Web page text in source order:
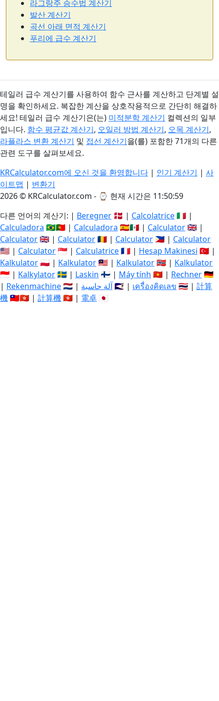
라그랑주 승수법 계산기
발산 계산기
곡선 아래 면적 계산기
푸리에 급수 계산기
테일러 급수 계산기를 사용하여 함수 근사를 계산하고 단계별 설
명을 확인하세요. 복잡한 계산을 상호작용적으로 간단히 해결하
세요! 테일러 급수 계산기은(는) 미적분학 계산기 컬렉션의 일부
입니다. 함수 평균값 계산기, 오일러 방법 계산기, 오목 계산기,
라플라스 변환 계산기 및 접선 계산기을(를) 포함한 71개의 다른
관련 도구를 살펴보세요.
KRCalculator.com에 오신 것을 환영합니다 | 인기 계산기 | 사
이트맵 | 변환기
2026 © KRCalculator.com - ⌚ 현재 시간은 11:51:00
다른 언어의 계산기: | Beregner 🇩🇰 | Calcolatrice🇮🇹 |
Calculadora 🇧🇷🇵🇹 | Calculadora 🇪🇸🇲🇽 | Calculator🇬🇧 |
Calculator🇬🇧 | Calculator🇷🇴 | Calculator 🇵🇭 | Calculator
🇺🇸 | Calculator🇸🇬 | Calculatrice🇫🇷 | Hesap Makinesi 🇹🇷 |
Kalkulator🇵🇱 | Kalkulator🇲🇾 | Kalkulator🇳🇴 | Kalkulator
🇮🇩 | Kalkylator🇸🇪 | Laskin 🇫🇮 | Máy tính 🇻🇳 | Rechner🇩🇪
| Rekenmachine🇳🇱 | آلة حاسبة🇸🇦 | เครื่องคิดเลข 🇹🇭 | 計算
機🇹🇼🇭🇰 | 計算機🇭🇰 | 電卓 🇯🇵